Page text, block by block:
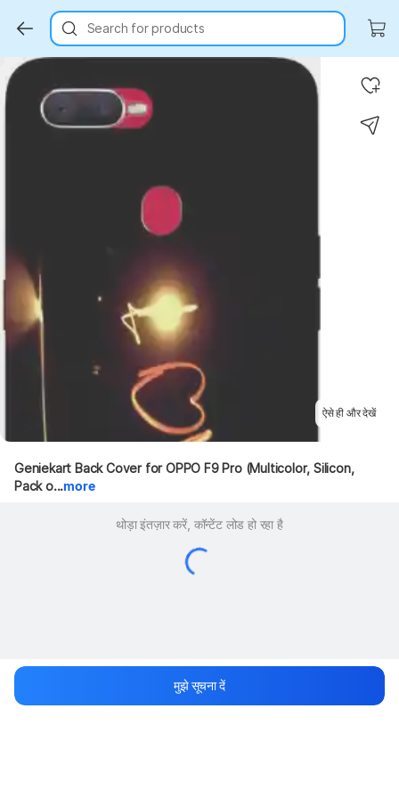
Search for products
Key Highlights
ऐसे ही और देखें
Geniekart Back Cover for OPPO F9 Pro (Multicolor, Silicon,
Pack o...more
थोड़ा इंतज़ार करें, कॉन्टेंट लोड हो रहा है
मुझे सूचना दें